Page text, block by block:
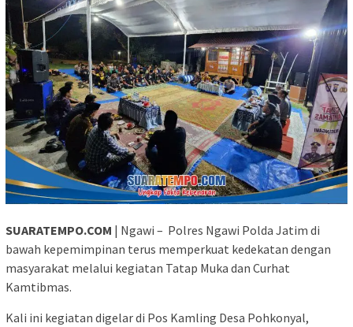
SUARATEMPO.COM | Ngawi – Polres Ngawi Polda Jatim di
bawah kepemimpinan terus memperkuat kedekatan dengan
masyarakat melalui kegiatan Tatap Muka dan Curhat
Kamtibmas.
Kali ini kegiatan digelar di Pos Kamling Desa Pohkonyal,